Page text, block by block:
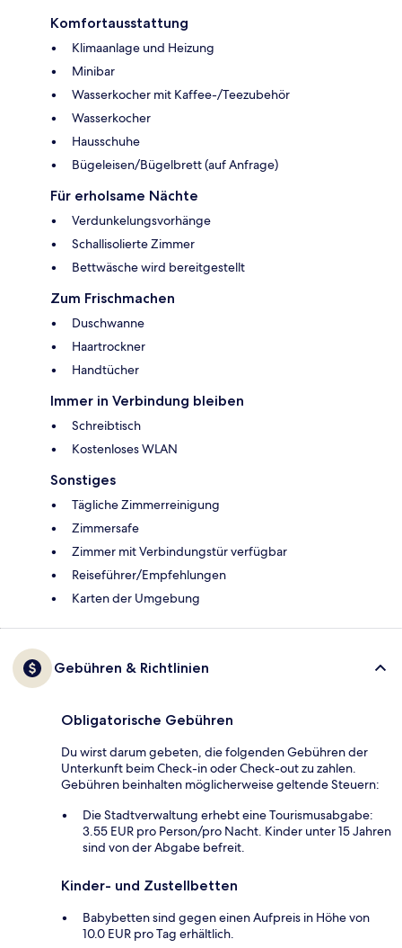
Komfortausstattung
Klimaanlage und Heizung
Minibar
Wasserkocher mit Kaffee-/Teezubehör
Wasserkocher
Hausschuhe
Bügeleisen/Bügelbrett (auf Anfrage)
Für erholsame Nächte
Verdunkelungsvorhänge
Schallisolierte Zimmer
Bettwäsche wird bereitgestellt
Zum Frischmachen
Duschwanne
Haartrockner
Handtücher
Immer in Verbindung bleiben
Schreibtisch
Kostenloses WLAN
Sonstiges
Tägliche Zimmerreinigung
Zimmersafe
Zimmer mit Verbindungstür verfügbar
Reiseführer/Empfehlungen
Karten der Umgebung
Gebühren & Richtlinien
Obligatorische Gebühren
Du wirst darum gebeten, die folgenden Gebühren der
Unterkunft beim Check-in oder Check-out zu zahlen.
Gebühren beinhalten möglicherweise geltende Steuern:
Die Stadtverwaltung erhebt eine Tourismusabgabe:
3.55 EUR pro Person/pro Nacht. Kinder unter 15 Jahren
sind von der Abgabe befreit.
Kinder- und Zustellbetten
Babybetten sind gegen einen Aufpreis in Höhe von
10.0 EUR pro Tag erhältlich.